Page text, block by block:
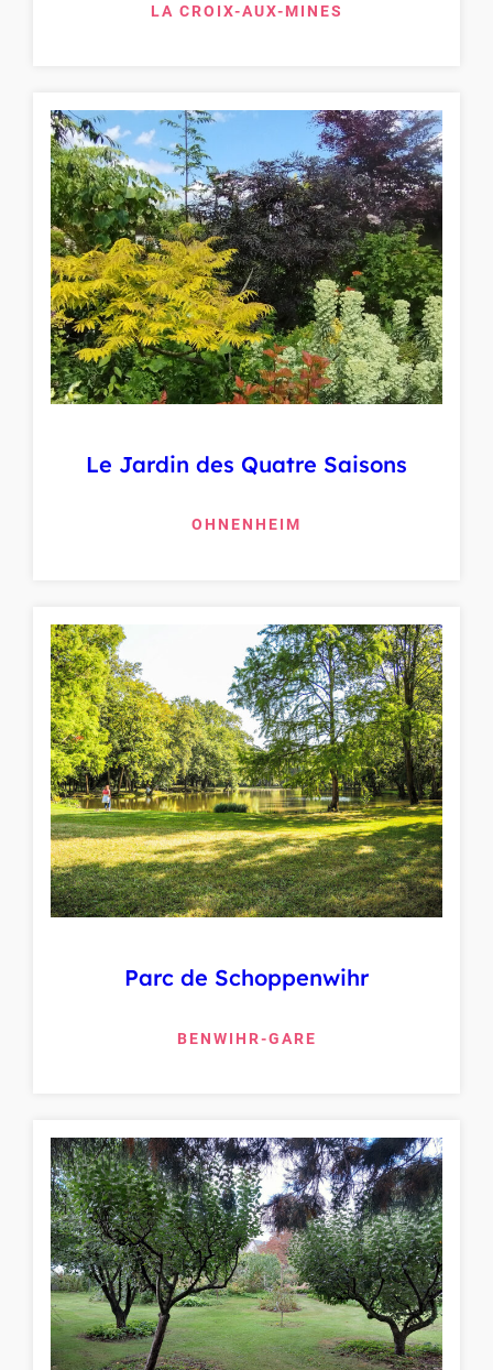
LA CROIX-AUX-MINES
Le Jardin des Quatre Saisons
OHNENHEIM
Parc de Schoppenwihr
BENWIHR-GARE